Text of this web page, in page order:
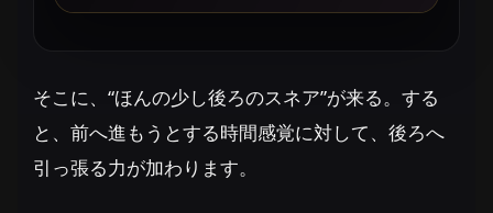
そこに、“ほんの少し後ろのスネア”が来る。する
と、前へ進もうとする時間感覚に対して、後ろへ
引っ張る力が加わります。